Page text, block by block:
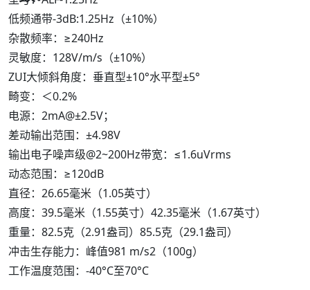
低频通带-3dB:1.25Hz（±10%）
杂散频率：≥240Hz
灵敏度：128V/m/s（±10%）
ZUI大倾斜角度：垂直型±10°水平型±5°
畸变：＜0.2%
电源：2mA@±2.5V；
差动输出范围：±4.98V
输出电子噪声级@2~200Hz带宽：≤1.6uVrms
动态范围：≥120dB
直径：26.65毫米（1.05英寸）
高度：39.5毫米（1.55英寸）42.35毫米（1.67英寸）
重量：82.5克（2.91盎司）85.5克（29.1盎司）
冲击生存能力：峰值981 m/s2（100g）
工作温度范围：-40°C至70°C